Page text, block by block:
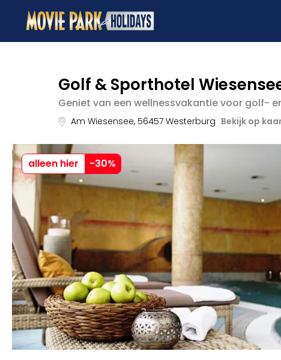
Golf & Sporthotel
Geniet van een wellnessvakantie voor golf-
Am Wiesensee, 56457 Westerburg Bekijk op
alleen hier -30%